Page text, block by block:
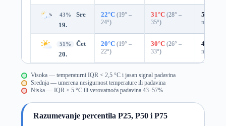
43%
Sre
19.
22°C (19° –
24°)
31°C (28° –
35°)
53%
mm)
51%
Čet
20.
20°C (19° –
22°)
30°C (26° –
33°)
41%
mm)
Visoka — temperaturni IQR < 2,5 °C i jasan signal padavina
Srednja — umerena nesigurnost temperature ili padavina
Niska — IQR ≥ 5 °C ili verovatnoća padavina 43–57%
Razumevanje percentila P25, P50 i P75